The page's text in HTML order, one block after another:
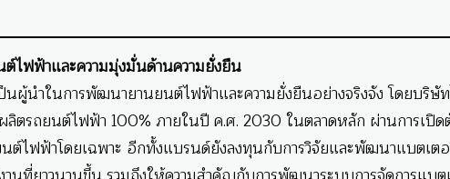
ไฟฟ้าและความมุ่งมั่นด้านความยั่งยืน
นผู้นำในการพัฒนายานยนต์ไฟฟ้าและความยั่งยืนอย่างจริงจัง โดยบริษั
ตรถยนต์ไฟฟ้า 100% ภายในปี ค.ศ. 2030 ในตลาดหลัก ผ่านการเปิ
ไฟฟ้าโดยเฉพาะ อีกทั้งแบรนด์ยังลงทุนกับการวิจัยและพัฒนาแบตเต